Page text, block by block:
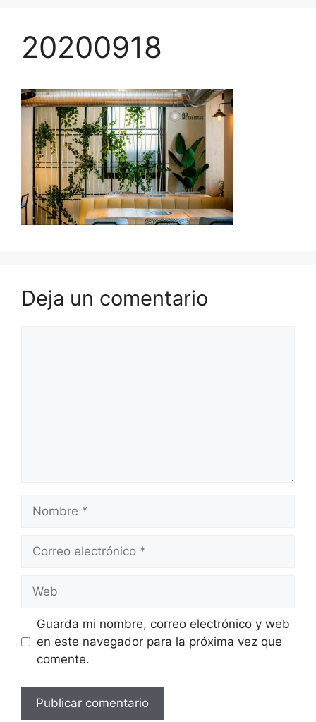
20200918
Deja un comentario
Guarda mi nombre, correo electrónico y web
en este navegador para la próxima vez que
comente.